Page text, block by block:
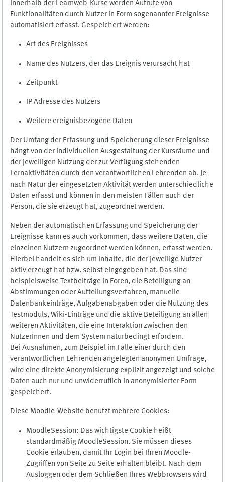
Innerhalb der Learnweb-Kurse werden Aufrufe von
Funktionalitäten durch Nutzer in Form sogenannter Ereignisse
automatisiert erfasst. Gespeichert werden:
Art des Ereignisses
Name des Nutzers, der das Ereignis verursacht hat
Zeitpunkt
IP Adresse des Nutzers
Weitere ereignisbezogene Daten
Der Umfang der Erfassung und Speicherung dieser Ereignisse
hängt von der individuellen Ausgestaltung der Kursräume und
der jeweiligen Nutzung der zur Verfügung stehenden
Lernaktivitäten durch den verantwortlichen Lehrenden ab. Je
nach Natur der eingesetzten Aktivität werden unterschiedliche
Daten erfasst und können in den meisten Fällen auch der
Person, die sie erzeugt hat, zugeordnet werden.
Neben der automatischen Erfassung und Speicherung der
Ereignisse kann es auch vorkommen, dass weitere Daten, die
einzelnen Nutzern zugeordnet werden können, erfasst werden.
Hierbei handelt es sich um Inhalte, die der jeweilige Nutzer
aktiv erzeugt hat bzw. selbst eingegeben hat. Das sind
beispielsweise Textbeiträge in Foren, die Beteiligung an
Abstimmungen oder Aufteilungsverfahren, manuelle
Datenbankeinträge, Aufgabenabgaben oder die Nutzung des
Testmoduls, Wiki-Einträge und die aktive Beteiligung an allen
weiteren Aktivitäten, die eine Interaktion zwischen den
NutzerInnen und dem System naturbedingt erfordern.
Bei Ausnahmen, zum Beispiel im Falle einer durch den
verantwortlichen Lehrenden angelegten anonymen Umfrage,
wird eine direkte Anonymisierung explizit angezeigt und solche
Daten auch nur und unwiderruflich in anonymisierter Form
gespeichert.
Diese Moodle-Website benutzt mehrere Cookies:
MoodleSession: Das wichtigste Cookie heißt
standardmäßig MoodleSession. Sie müssen dieses
Cookie erlauben, damit Ihr Login bei Ihren Moodle-
Zugriffen von Seite zu Seite erhalten bleibt. Nach dem
Ausloggen oder dem Schließen Ihres Webbrowsers wird